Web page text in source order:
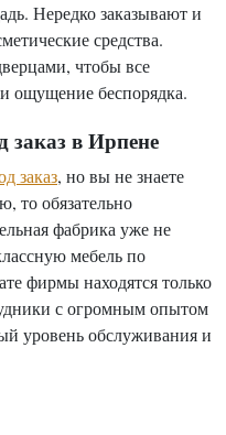
Нередко заказывают и
средства.
чтобы все
ощущение беспорядка.
заказ в Ирпене
заказ, но вы не знаете
то обязательно
фабрика уже не
мебель по
фирмы находятся только
с огромным опытом
уровень обслуживания и